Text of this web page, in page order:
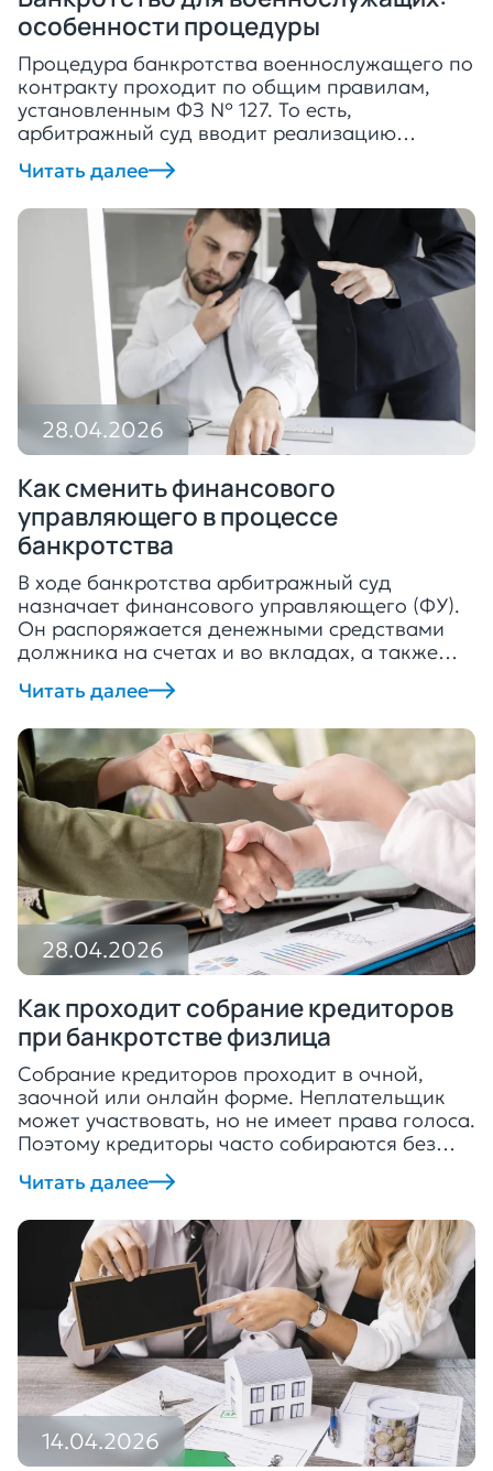
особенности процедуры
Процедура банкротства военнослужащего по
контракту проходит по общим правилам,
установленным ФЗ № 127. То есть,
арбитражный суд вводит реализацию
имущества или реструктуризацию долга. Это
позволяет либо списать непогашенные долги,
либо рассчитаться с кредиторами. О том, как
проходит банкротство военнослужащего,
читайте далее. Может ли контрактный
военный подать на банкротство ФЗ № 127 не
разделяет граждан, которые […]
Читать далее
28.04.2026
Как сменить финансового
управляющего в процессе
банкротства
В ходе банкротства арбитражный суд
назначает финансового управляющего (ФУ).
Он распоряжается денежными средствами
должника на счетах и во вкладах, а также
берёт на себя другие обязанности. Если
финуправляющий плохо справляется со
своей работой, то стороны просят убрать его
с должности. Рассказываем, как заменить
финансового управляющего. Можно ли
поменять финуправляющего Да, можно, но
только при судебном […]
Читать далее
28.04.2026
Как проходит собрание кредиторов
при банкротстве физлица
Собрание кредиторов проходит в очной,
заочной или онлайн форме. Неплательщик
может участвовать, но не имеет права голоса.
Поэтому кредиторы часто собираются без
кредиторов при банкротстве физического
обсуждения важных вопросов, связанных с
банкротством. Так, они могут одобрить или
отклонить план реструктуризации
задолженности до того, как его рассмотрит
Читать далее
14.04.2026